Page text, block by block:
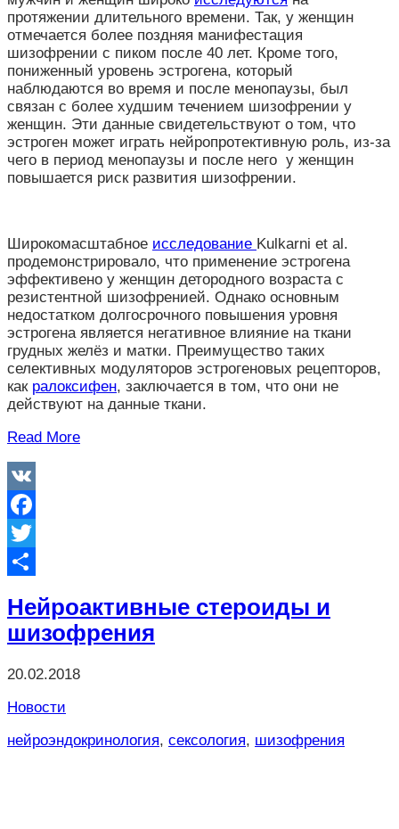
протяжении длительного времени. Так, у женщин
отмечается более поздняя манифестация
шизофрении с пиком после 40 лет. Кроме того,
пониженный уровень эстрогена, который
наблюдаются во время и после менопаузы, был
связан с более худшим течением шизофрении у
женщин. Эти данные свидетельствуют о том, что
эстроген может играть нейропротективную роль, из-за
чего в период менопаузы и после него у женщин
повышается риск развития шизофрении.
Широкомасштабное исследование Kulkarni et al.
продемонстрировало, что применение эстрогена
эффективено у женщин детородного возраста с
резистентной шизофренией. Однако основным
недостатком долгосрочного повышения уровня
эстрогена является негативное влияние на ткани
грудных желёз и матки. Преимущество таких
селективных модуляторов эстрогеновых рецепторов,
как ралоксифен, заключается в том, что они не
действуют на данные ткани.
Read More
VK
Facebook
Twitter
Нейроактивные стероиды и
шизофрения
20.02.2018
Новости
нейроэндокринология, сексология, шизофрения